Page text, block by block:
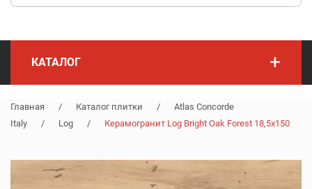
КАТАЛОГ +
Главная / Каталог плитки /
Atlas Concorde
Italy
/ Log / Керамогранит Log Bright Oak Forest 18,5x150